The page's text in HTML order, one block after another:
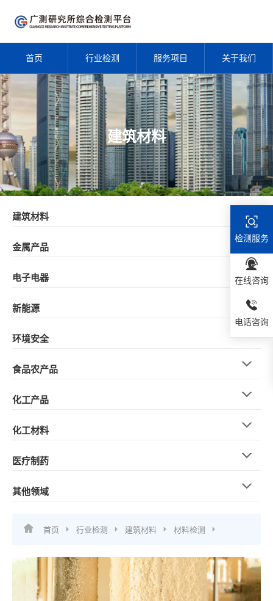
首页 行业检测 服务项目 关于我们
建筑材料
建筑材料
金属产品
电子电器
新能源
环境安全
食品农产品
化工产品
化工材料
医疗制药
其他领域
首页 行业检测 建筑材料 材料检测
检测服务
在线咨询
电话咨询